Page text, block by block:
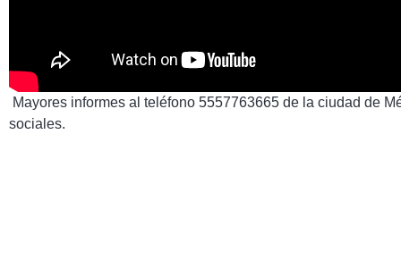
Mayores informes al teléfono 5557763665 de la ciudad de
sociales.